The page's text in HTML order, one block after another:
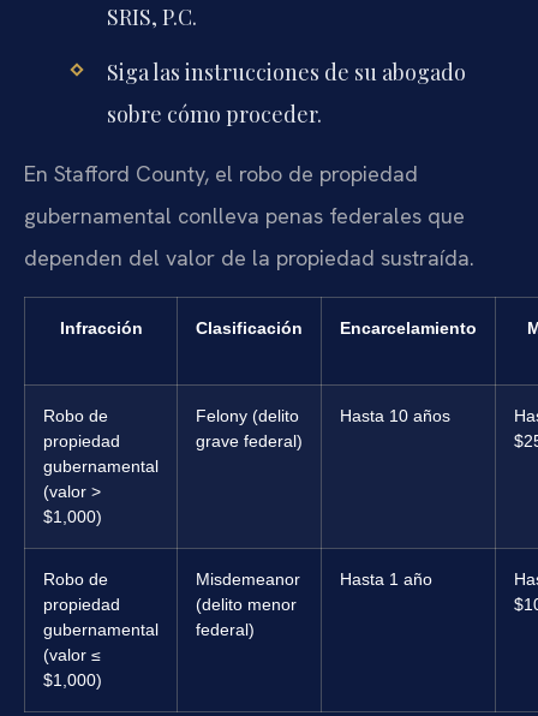
SRIS, P.C.
Siga las instrucciones de su abogado
sobre cómo proceder.
En Stafford County, el robo de propiedad
gubernamental conlleva penas federales que
dependen del valor de la propiedad sustraída.
Infracción Clasificación Encarcelamiento
Robo de
propiedad
gubernamental
(valor >
$1,000)
Felony (delito
grave federal)
Hasta 10 años
Robo de
propiedad
gubernamental
(valor ≤
$1,000)
Misdemeanor
(delito menor
federal)
Hasta 1 año